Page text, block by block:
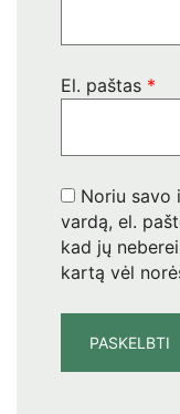
El. paštas *
Noriu savo
vardą, el.
kad jų
kartą vėl